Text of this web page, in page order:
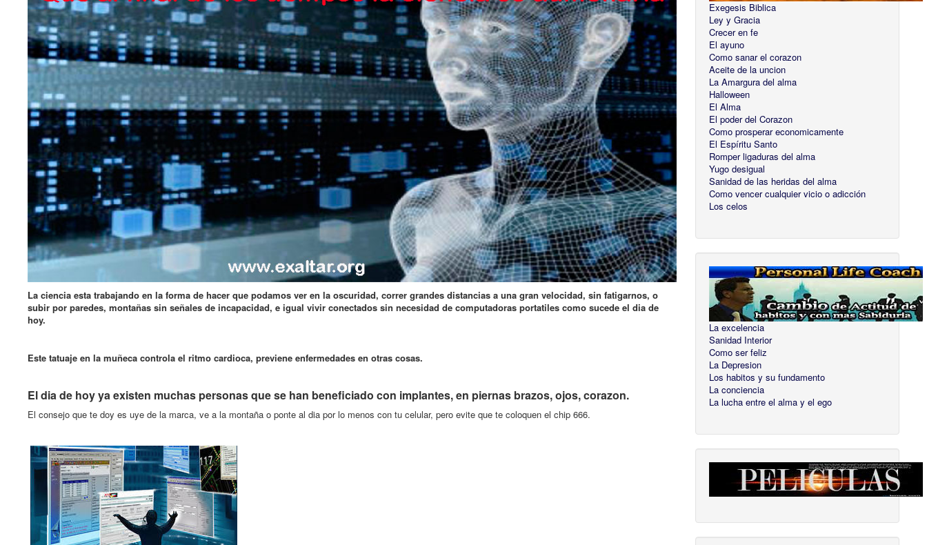
La ciencia esta trabajando en la forma de hacer que podamos ver en la oscuridad, correr grandes distancias a una gran velocidad, sin fatigarnos, o
subir por paredes, montañas sin señales de incapacidad, e igual vivir conectados sin necesidad de computadoras portatiles como sucede el dia de
hoy.
Este tatuaje en la muñeca controla el ritmo cardioca, previene enfermedades en otras cosas.
El dia de hoy ya existen muchas personas que se han beneficiado con implantes, en piernas brazos, ojos, corazon.
El consejo que te doy es uye de la marca, ve a la montaña o ponte al dia por lo menos con tu celular, pero evite que te coloquen el chip 666.
Exegesis Biblica
Ley y Gracia
Crecer en fe
El ayuno
Como sanar el corazon
Aceite de la uncion
La Amargura del alma
Halloween
El Alma
El poder del Corazon
Como prosperar economicamente
El Espíritu Santo
Romper ligaduras del alma
Yugo desigual
Sanidad de las heridas del alma
Como vencer cualquier vicio o adicción
Los celos
La excelencia
Sanidad Interior
Como ser feliz
La Depresion
Los habitos y su fundamento
La conciencia
La lucha entre el alma y el ego